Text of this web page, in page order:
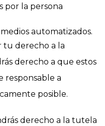
por la persona
automatizados.
tu derecho a la
derecho a que estos
responsable a
posible.
derecho a la tutela